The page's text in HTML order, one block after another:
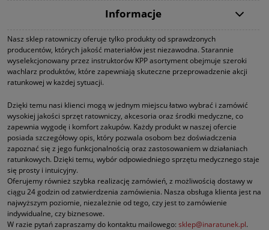
Informacje
Nasz sklep ratowniczy oferuje tylko produkty od sprawdzonych
producentów, których jakość materiałów jest niezawodna. Starannie
wyselekcjonowany przez instruktorów KPP asortyment obejmuje szeroki
wachlarz produktów, które zapewniają skuteczne przeprowadzenie akcji
ratunkowej w każdej sytuacji.
Dzięki temu nasi klienci mogą w jednym miejscu łatwo wybrać i zamówić
wysokiej jakości sprzęt ratowniczy, akcesoria oraz środki medyczne, co
zapewnia wygodę i komfort zakupów. Każdy produkt w naszej ofercie
posiada szczegółowy opis, który pozwala osobom bez doświadczenia
zapoznać się z jego funkcjonalnością oraz zastosowaniem w działaniach
ratunkowych. Dzięki temu, wybór odpowiedniego sprzętu medycznego staje
się prosty i intuicyjny.
Oferujemy również szybka realizację zamówień, z możliwością dostawy w
ciągu 24 godzin od zatwierdzenia zamówienia. Nasza obsługa klienta jest na
najwyższym poziomie, niezależnie od tego, czy jest to zamówienie
indywidualne, czy biznesowe.
W razie pytań zapraszamy do kontaktu mailowego: sklep@inaratunek.pl.